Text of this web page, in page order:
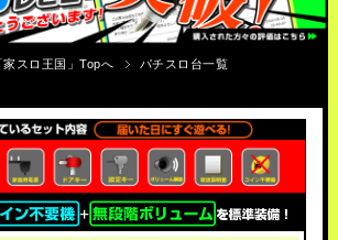
スロ王国」Topへ
パチスロ台一覧